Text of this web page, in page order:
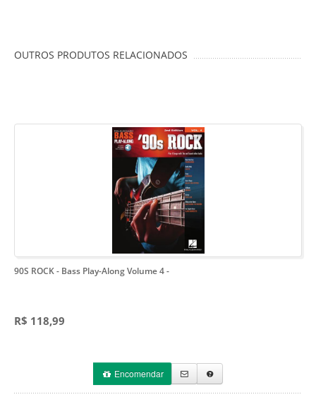
OUTROS PRODUTOS RELACIONADOS
90S ROCK - Bass Play-Along Volume 4-
R$ 118,99
Encomendar